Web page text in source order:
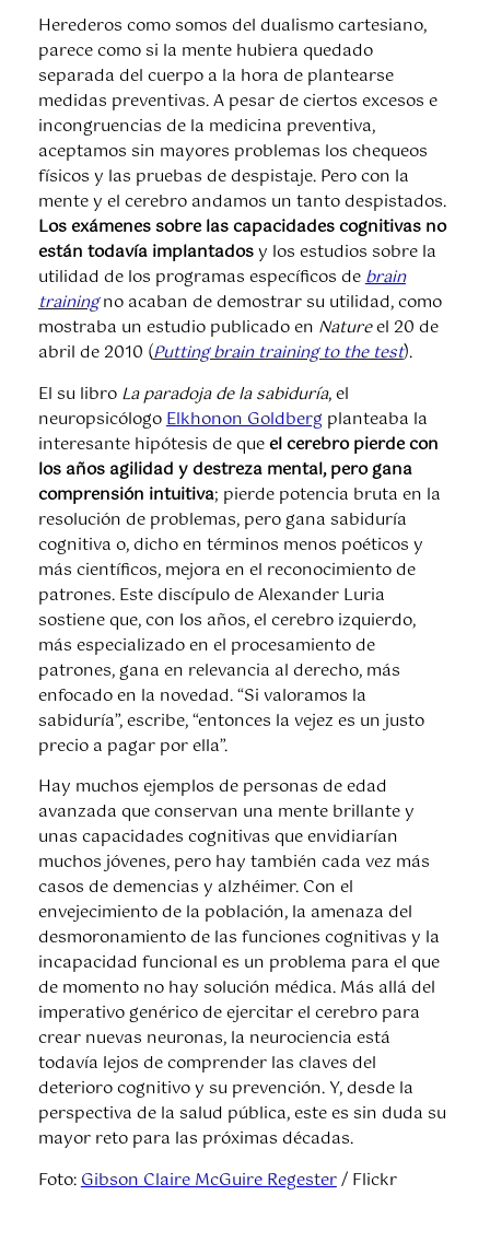
Herederos como somos del dualismo cartesiano,
parece como si la mente hubiera quedado
separada del cuerpo a la hora de plantearse
medidas preventivas. A pesar de ciertos excesos e
incongruencias de la medicina preventiva,
aceptamos sin mayores problemas los chequeos
físicos y las pruebas de despistaje. Pero con la
mente y el cerebro andamos un tanto despistados.
Los exámenes sobre las capacidades cognitivas no
están todavía implantadosy los estudios sobre la
utilidad de los programas específicos debrain
trainingno acaban de demostrar su utilidad, como
mostraba un estudio publicado en Natureel 20 de
abril de 2010 (Putting brain training to the test).
El su libro La paradoja de la sabiduría, el
neuropsicólogoElkhonon Goldberg planteaba la
interesante hipótesis de queel cerebro pierde con
los años agilidad y destreza mental, pero gana
comprensión intuitiva; pierde potencia bruta en la
resolución de problemas, pero gana sabiduría
cognitiva o, dicho en términos menos poéticos y
más científicos, mejora en el reconocimiento de
patrones. Este discípulo de Alexander Luria
sostiene que, con los años, el cerebro izquierdo,
más especializado en el procesamiento de
patrones, gana en relevancia al derecho, más
enfocado en la novedad. “Si valoramos la
sabiduría”, escribe, “entonces la vejez es un justo
precio a pagar por ella”.
Hay muchos ejemplos de personas de edad
avanzada que conservan una mente brillante y
unas capacidades cognitivas que envidiarían
muchos jóvenes, pero hay también cada vez más
casos de demencias y alzhéimer. Con el
envejecimiento de la población, la amenaza del
desmoronamiento de las funciones cognitivas y la
incapacidad funcional es un problema para el que
de momento no hay solución médica. Más allá del
imperativo genérico de ejercitar el cerebro para
crear nuevas neuronas, la neurociencia está
todavía lejos de comprender las claves del
deterioro cognitivo y su prevención. Y, desde la
perspectiva de la salud pública, este es sin duda su
mayor reto para las próximas décadas.
Foto:Gibson Claire McGuire Regester/ Flickr